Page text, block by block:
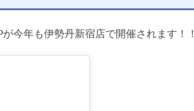
今年も伊勢丹新宿店で開催されます！！